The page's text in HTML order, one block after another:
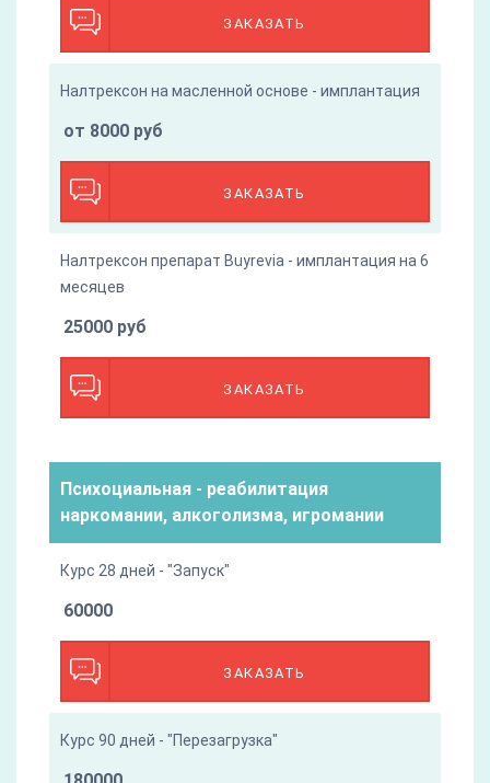
ЗАКАЗАТЬ
Налтрексон на масленной основе - имплантация
ЗАКАЗАТЬ
от 8000 руб
Налтрексон препарат Buyrevia - имплантация на 6
месяцев
ЗАКАЗАТЬ
25000 руб
Психоциальная - реабилитация
наркомании, алкоголизма, игромании
Курс 28 дней - "Запуск"
ЗАКАЗАТЬ
60000
Курс 90 дней - "Перезагрузка"